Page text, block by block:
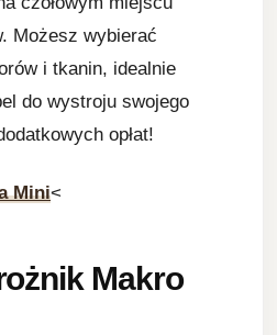
Możesz wybierać
i tkanin, idealnie
do wystroju swojego
opłat!
Mini<
Makro